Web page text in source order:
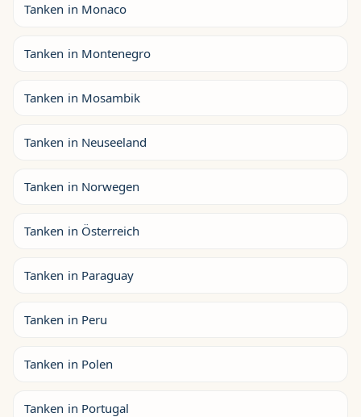
Tanken in Monaco
Tanken in Montenegro
Tanken in Mosambik
Tanken in Neuseeland
Tanken in Norwegen
Tanken in Österreich
Tanken in Paraguay
Tanken in Peru
Tanken in Polen
Tanken in Portugal